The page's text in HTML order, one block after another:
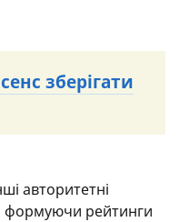
зберігати
авторитетні
формуючи рейтинги